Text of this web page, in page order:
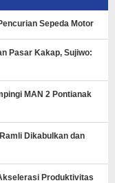
Sepeda Motor
Pasar Kakap, Sujiwo:
MAN 2 Pontianak
Dikabulkan dan
Produktivitas